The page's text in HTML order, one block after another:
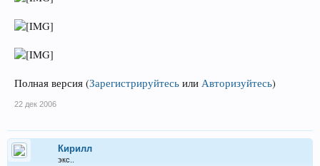
Полная версия (Зарегистрируйтесь или Авторизуйтесь)
22 дек 2006
Кирилл
экс..